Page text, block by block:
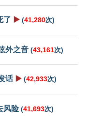
了 ▶️ (41,280次)
外之音 (43,161次)
话 ▶️ (42,933次)
风险(41,693次)